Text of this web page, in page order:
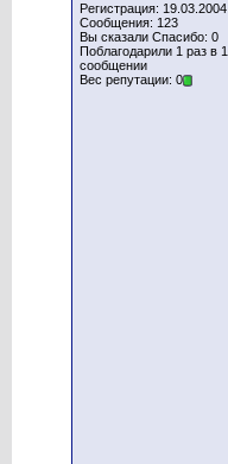
Регистрация: 19.03.2004
Сообщения: 123
Вы сказали Спасибо: 0
Поблагодарили 1 раз в 1
сообщении
Вес репутации: 0